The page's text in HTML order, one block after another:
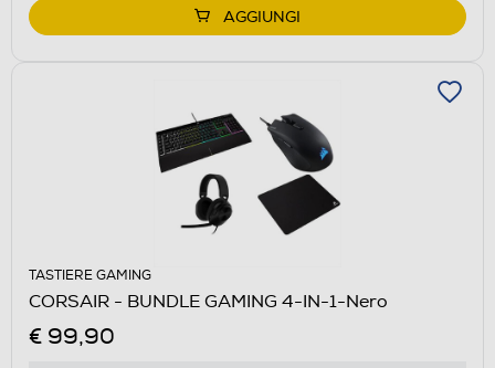
AGGIUNGI
TASTIERE GAMING
CORSAIR - BUNDLE GAMING 4-IN-1-Nero
€ 99,90